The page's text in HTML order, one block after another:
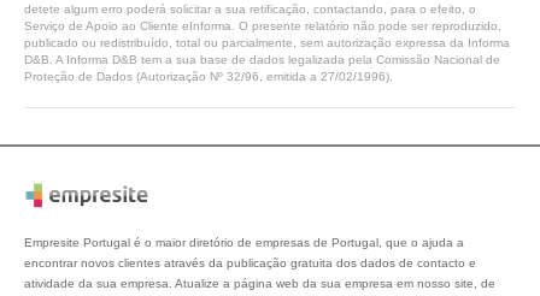
detete algum erro poderá solicitar a sua retificação, contactando, para o efeito, o
Serviço de Apoio ao Cliente eInforma. O presente relatório não pode ser reproduzido,
publicado ou redistribuído, total ou parcialmente, sem autorização expressa da Informa
D&B. A Informa D&B tem a sua base de dados legalizada pela Comissão Nacional de
Proteção de Dados (Autorização Nº 32/96, emitida a 27/02/1996).
Empresite Portugal é o maior diretório de empresas de Portugal, que o ajuda a
encontrar novos clientes através da publicação gratuita dos dados de contacto e
atividade da sua empresa. Atualize a página web da sua empresa em nosso site, de